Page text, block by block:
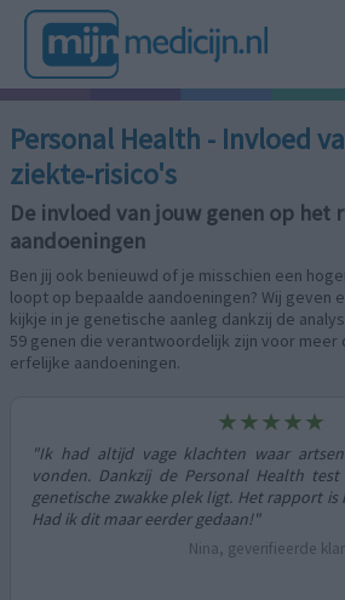
Personal Health - Invloed
ziekte-risico's
De invloed van jouw genen op het
aandoeningen
Ben jij ook benieuwd of je misschien een
loopt op bepaalde aandoeningen? Wij geven
kijkje in je genetische aanleg dankzij de
59 genen die verantwoordelijk zijn voor meer
erfelijke aandoeningen.
★★★★★
had altijd vage klachten waar artsen
Dankzij de Personal Health test
zwakke plek ligt. Het rapport is
ik dit maar eerder gedaan!"
Nina, geverifieerde klant